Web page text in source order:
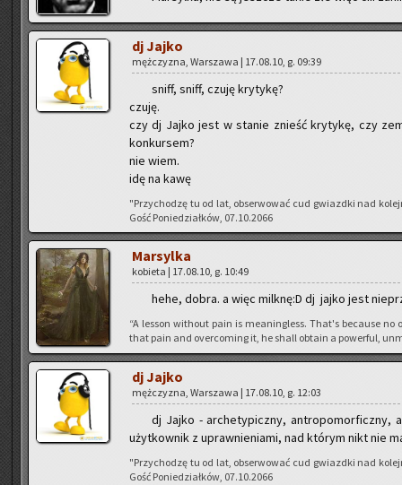
dj Jajko
męż­czy­zna, War­sza­wa | 17.08.10, g. 09:39
sniff, sniff, czuję kry­ty­kę?
czuję.
czy dj Jajko jest w sta­nie znieść kry­ty­kę, czy
kon­kur­sem?
nie wiem.
idę na kawę
"Przy­cho­dzę tu od lat, ob­ser­wo­wać cud gwiazd­ki nad
Gość Po­nie­dział­ków, 07.10.2066
Mar­syl­ka
ko­bie­ta | 17.08.10, g. 10:49
hehe, dobra. a więc milk­nę:D dj jajko jest
“A les­son wi­tho­ut pain is me­anin­gless. That's be­cau­se
that pain and over­co­ming it, he shall ob­ta­in a po­wer­ful,
dj Jajko
męż­czy­zna, War­sza­wa | 17.08.10, g. 12:03
dj Jajko - ar­che­ty­picz­ny, an­tro­po­mor­ficz­ny,
użyt­kow­nik z upraw­nie­nia­mi, nad któ­rym nikt nie
"Przy­cho­dzę tu od lat, ob­ser­wo­wać cud gwiazd­ki nad
Gość Po­nie­dział­ków, 07.10.2066